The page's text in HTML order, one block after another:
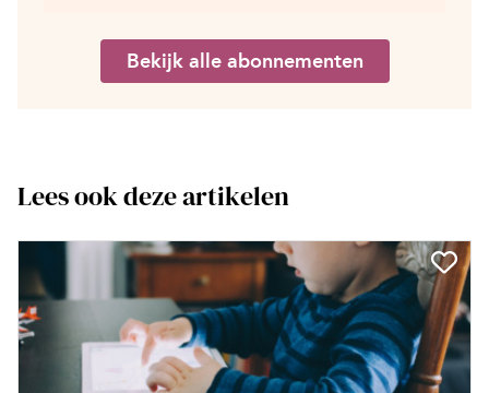
Bekijk alle abonnementen
Lees ook deze artikelen